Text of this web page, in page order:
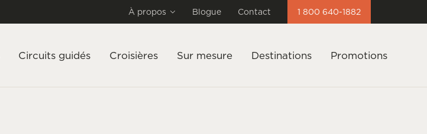
À propos Blogue Contact 1 800 640-1882
Circuits guidés Croisières Sur mesure Destinations Promotions